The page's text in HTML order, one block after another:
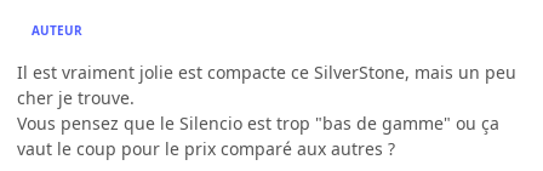
AUTEUR
Il est vraiment jolie est compacte ce SilverStone, mais un peu
cher je trouve.
Vous pensez que le Silencio est trop "bas de gamme" ou ça
vaut le coup pour le prix comparé aux autres ?